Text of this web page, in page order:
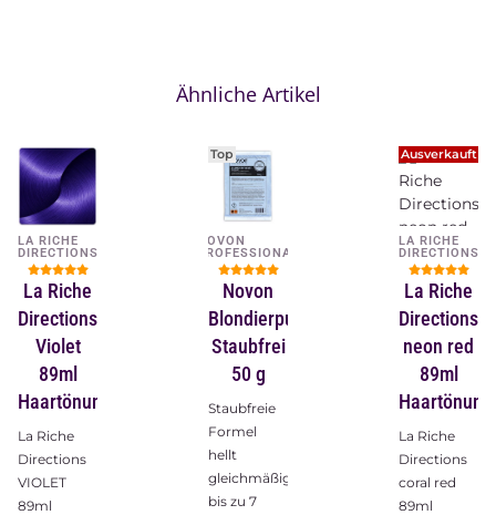
Ähnliche Artikel
LA RICHE
DIRECTIONS
La Riche
Directions
Violet
89ml
Haartönung
La Riche
Directions
VIOLET
89ml
Top
NOVON
PROFESSIONAL
Novon
Blondierpulver
Staubfrei
50 g
Staubfreie
Formel
hellt
gleichmäßig
bis zu 7
Ausverkauft
LA RICHE
DIRECTIONS
La Riche
Directions
neon red
89ml
Haartönung
La Riche
Directions
coral red
89ml